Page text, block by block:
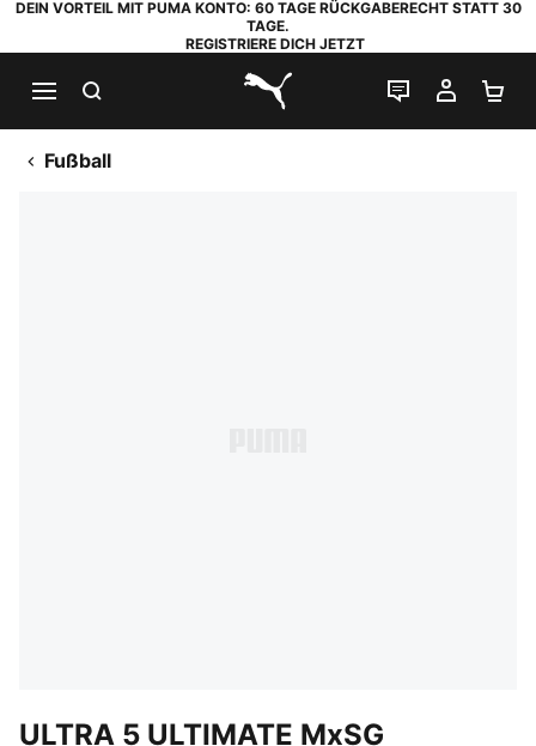
DEIN VORTEIL MIT PUMA KONTO: 60 TAGE RÜCKGABERECHT STATT 30
TAGE.
REGISTRIERE DICH JETZT
PUMA.com
LIVE-CHAT
MEIN
Fußball
ULTRA 5 ULTIMATE MxSG